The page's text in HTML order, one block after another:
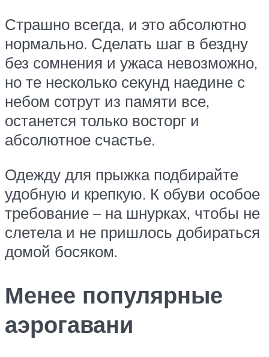
Страшно всегда, и это абсолютно
нормально. Сделать шаг в бездну
без сомнения и ужаса невозможно,
но те несколько секунд наедине с
небом сотрут из памяти все,
останется только восторг и
абсолютное счастье.
Одежду для прыжка подбирайте
удобную и крепкую. К обуви особое
требование – на шнурках, чтобы не
слетела и не пришлось добираться
домой босяком.
Менее популярные
аэрогавани